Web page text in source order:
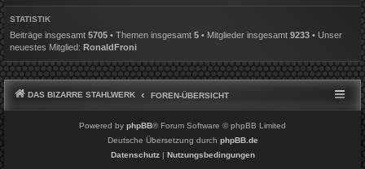
STATISTIK
Beiträge insgesamt 5705 • Themen insgesamt 5 • Mitglieder insgesamt 9233 • Unser
neuestes Mitglied: RonaldFroni
DAS BIZARRE STAHLWERK FOREN-ÜBERSICHT
Powered by phpBB® Forum Software © phpBB Limited
Deutsche Übersetzung durch phpBB.de
Datenschutz| Nutzungsbedingungen